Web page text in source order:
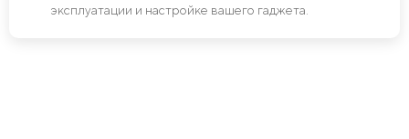
эксплуатации и настройке вашего гаджета.